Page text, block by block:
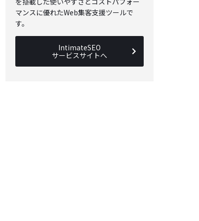
マンスに優れたWeb集客支援ツールで
す。
IntimateSEO
サービスサイトへ